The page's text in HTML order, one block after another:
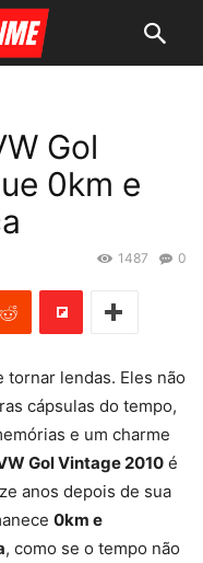
Gol
0km e
0
1487
tornar lendas. Eles não
cápsulas do tempo,
e um charme
Gol Vintage 2010 é
anos depois de sua
0km e
, como se o tempo não